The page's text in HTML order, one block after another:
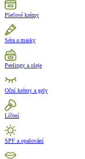
Pleťové krémy
Séra a masky
Peelingy a oleje
Oční krémy a gely
Líčení
SPF a opalování